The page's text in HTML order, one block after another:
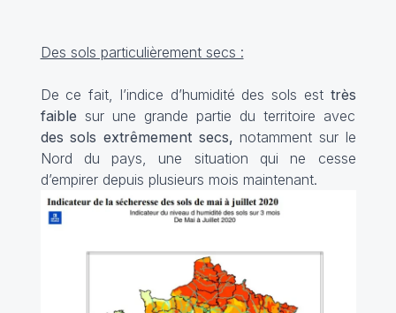
Des sols particulièrement secs :
De ce fait, l’indice d’humidité des sols est très
faible sur une grande partie du territoire avec
des sols extrêmement secs, notamment sur le
Nord du pays, une situation qui ne cesse
d’empirer depuis plusieurs mois maintenant.